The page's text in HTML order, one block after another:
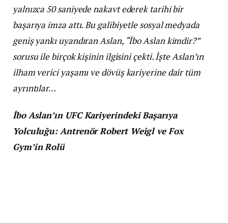
yalnızca 50 saniyede nakavt ederek tarihi bir
başarıya imza attı. Bu galibiyetle sosyal medyada
geniş yankı uyandıran Aslan, “İbo Aslan kimdir?”
sorusu ile birçok kişinin ilgisini çekti. İşte Aslan’ın
ilham verici yaşamı ve dövüş kariyerine dair tüm
ayrıntılar…
İbo Aslan’ın UFC Kariyerindeki Başarıya
Yolculuğu: Antrenör Robert Weigl ve Fox
Gym’in Rolü